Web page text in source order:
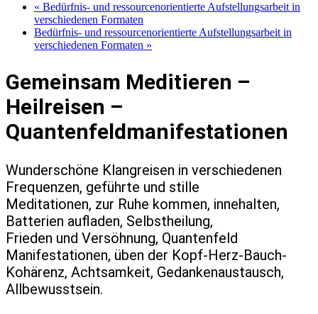
« Bedürfnis- und ressourcenorientierte Aufstellungsarbeit in
verschiedenen Formaten
Bedürfnis- und ressourcenorientierte Aufstellungsarbeit in
verschiedenen Formaten »
Gemeinsam Meditieren –
Heilreisen –
Quantenfeldmanifestationen
Wunderschöne Klangreisen in verschiedenen
Frequenzen, geführte und stille
Meditationen, zur Ruhe kommen, innehalten,
Batterien aufladen, Selbstheilung,
Frieden und Versöhnung, Quantenfeld
Manifestationen, üben der Kopf-Herz-Bauch-
Kohärenz, Achtsamkeit, Gedankenaustausch,
Allbewusstsein.